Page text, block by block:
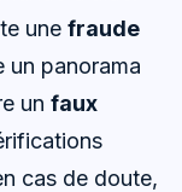
une fraude
un panorama
un faux
cas de doute,